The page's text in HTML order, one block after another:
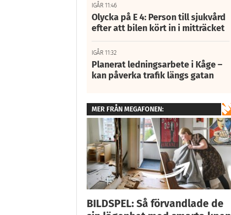
IGÅR 11:46
Olycka på E 4: Person till sjukvård
efter att bilen kört in i mitträcket
IGÅR 11:32
Planerat ledningsarbete i Kåge –
kan påverka trafik längs gatan
MER FRÅN MEGAFONEN:
BILDSPEL: Så förvandlade de